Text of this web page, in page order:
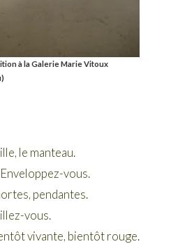
à la Galerie Marie Vitoux
le manteau.
vous.
pendantes.
vous.
vivante, bientôt rouge.